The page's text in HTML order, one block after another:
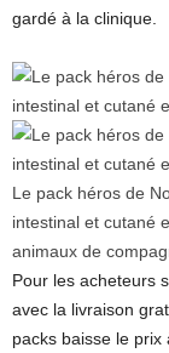
gardé à la clinique.
Le pack héros de
intestinal et cutané
animaux de
Pour les acheteurs
avec la livraison
packs baisse le prix